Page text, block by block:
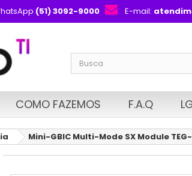
(51) 3092-9000 E-mail:
COMO FAZEMOS F.A.Q
Mini-GBIC Multi-Mode SX Module TEG-